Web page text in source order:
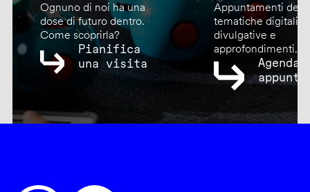
Ognuno di noi ha una
dose di futuro dentro.
Come scoprirla?
Pianifica
una visita
Appuntamenti
tematiche digitali,
divulgative e
approfondimenti.
Agenda